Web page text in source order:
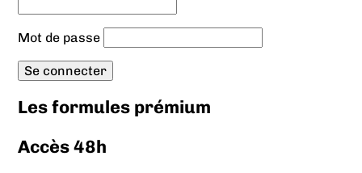
Mot de passe
Les formules prémium
Accès 48h